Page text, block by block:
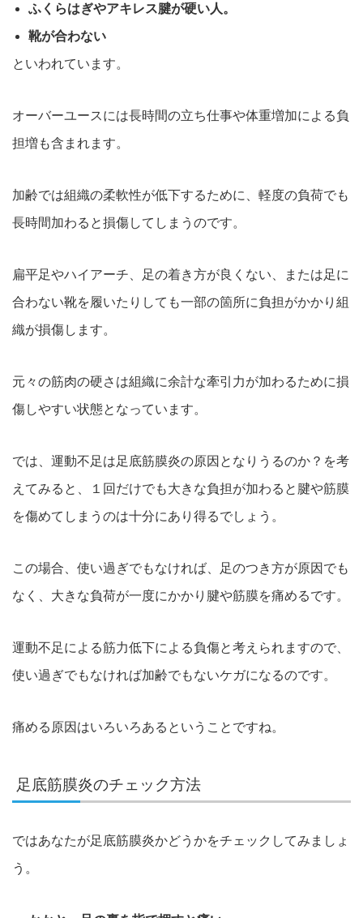
ふくらはぎやアキレス腱が硬い人。
靴が合わない
といわれています。
オーバーユースには長時間の立ち仕事や体重増加による負
担増も含まれます。
加齢では組織の柔軟性が低下するために、軽度の負荷でも
長時間加わると損傷してしまうのです。
扁平足やハイアーチ、足の着き方が良くない、または足に
合わない靴を履いたりしても一部の箇所に負担がかかり組
織が損傷します。
元々の筋肉の硬さは組織に余計な牽引力が加わるために損
傷しやすい状態となっています。
では、運動不足は足底筋膜炎の原因となりうるのか？を考
えてみると、１回だけでも大きな負担が加わると腱や筋膜
を傷めてしまうのは十分にあり得るでしょう。
この場合、使い過ぎでもなければ、足のつき方が原因でも
なく、大きな負荷が一度にかかり腱や筋膜を痛めるです。
運動不足による筋力低下による負傷と考えられますので、
使い過ぎでもなければ加齢でもないケガになるのです。
痛める原因はいろいろあるということですね。
足底筋膜炎のチェック方法
ではあなたが足底筋膜炎かどうかをチェックしてみましょ
う。